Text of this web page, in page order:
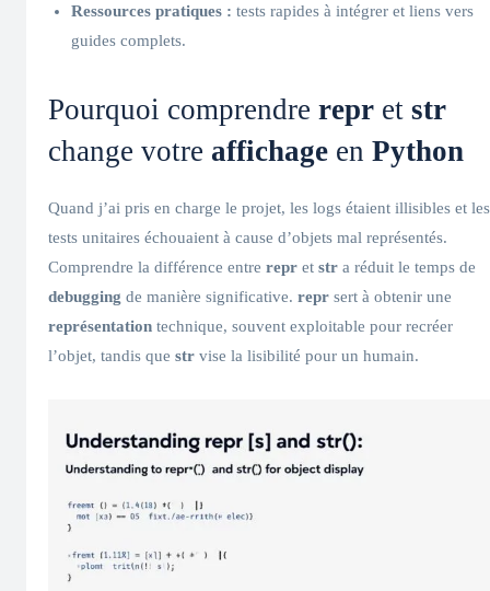
Ressources pratiques : tests rapides à intégrer et liens vers
guides complets.
Pourquoi comprendre repr et str
change votre affichage en Python
Quand j’ai pris en charge le projet, les logs étaient illisibles et les
tests unitaires échouaient à cause d’objets mal représentés.
Comprendre la différence entre repr et str a réduit le temps de
debugging de manière significative. repr sert à obtenir une
représentation technique, souvent exploitable pour recréer
l’objet, tandis que str vise la lisibilité pour un humain.